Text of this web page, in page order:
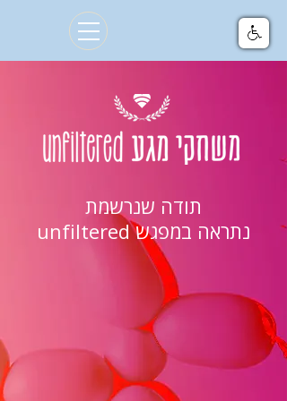
תודה שנרשמת
נתראה במפגש unfiltered